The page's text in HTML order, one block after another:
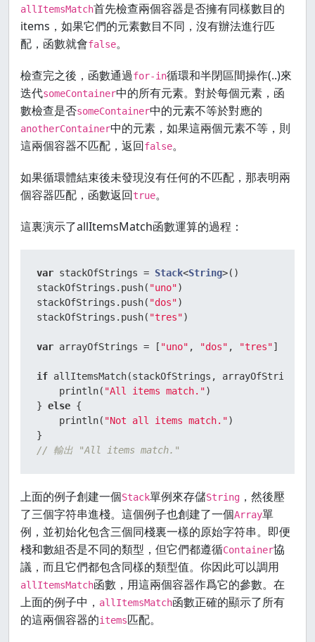
allItemsMatch首先檢查兩個容器是否擁有同樣數目的
items，如果它們的元素數目不同，沒有辦法進行匹
配，函數就會false。
檢查完之後，函數通過for-in循環和半閉區間操作(..)來
迭代someContainer中的所有元素。對於每個元素，函
數檢查是否someContainer中的元素不等於對應的
anotherContainer中的元素，如果這兩個元素不等，則
這兩個容器不匹配，返回false。
如果循環體結束後未發現沒有任何的不匹配，那表明兩
個容器匹配，函數返回true。
這裏演示了allItemsMatch函數運算的過程：
var stackOfStrings = Stack<String>()
stackOfStrings.push( "uno")
stackOfStrings.push( "dos")
stackOfStrings.push( "tres")
var arrayOfStrings = [ "uno" , "dos" , "tres"]
if allItemsMatch(stackOfStrings, arrayOfStrings)
    println(
"All items match.")
} else {
    println(
"Not all items match.")
// 輸出 "All items match."
上面的例子創建一個Stack單例來存儲String ，然後壓
了三個字符串進棧。這個例子也創建了一個Array單
例，並初始化包含三個同棧裏一樣的原始字符串。即便
棧和數組否是不同的類型，但它們都遵循Container協
議，而且它們都包含同樣的類型值。你因此可以調用
allItemsMatch函數，用這兩個容器作爲它的參數。在
上面的例子中， allItemsMatch函數正確的顯示了所有
的這兩個容器的items匹配。